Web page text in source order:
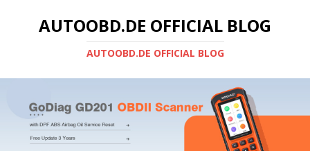
AUTOOBD.DE OFFICIAL BLOG
AUTOOBD.DE OFFICIAL BLOG